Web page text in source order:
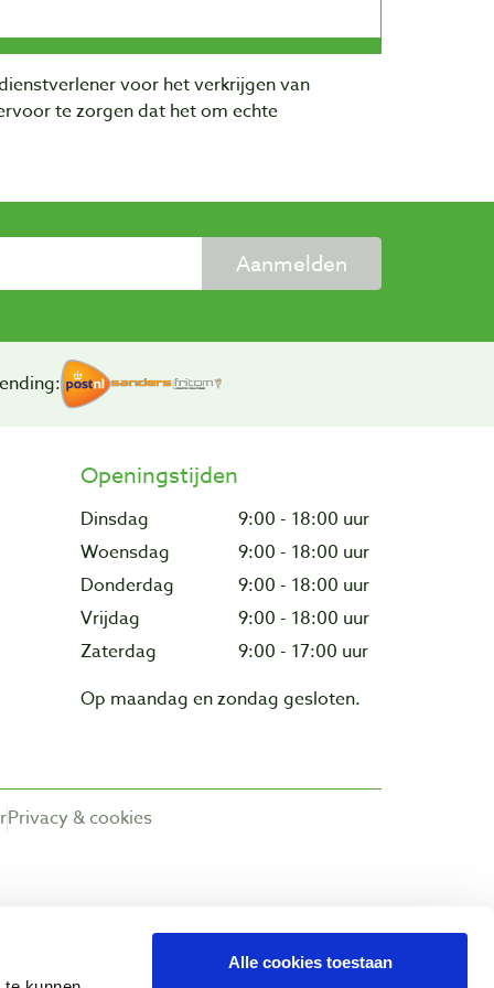
Alle cookies toestaan
voor het verkrijgen van
te zorgen dat het om echte
Aanmelden
Openingstijden
Dinsdag
9:00 - 18:00 uur
Woensdag
9:00 - 18:00 uur
Donderdag
9:00 - 18:00 uur
Vrijdag
9:00 - 18:00 uur
Zaterdag
9:00 - 17:00 uur
Op maandag en zondag gesloten.
Privacy & cookies